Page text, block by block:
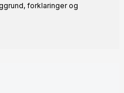
forklaringer og